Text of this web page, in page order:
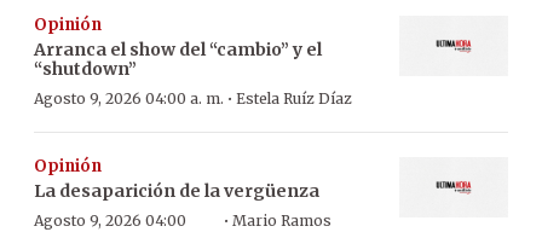
Opinión
Arranca el show del “cambio” y el
“shutdown”
Agosto 9, 2026 04:00 a. m. · Estela Ruíz Díaz
Opinión
La desaparición de la vergüenza
Agosto 9, 2026 04:00
· Mario Ramos